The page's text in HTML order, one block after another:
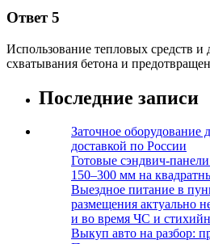
Ответ 5
Использование тепловых средств и
схватывания бетона и
Последние записи
Заточное оборудование
доставкой по России
Готовые сэндвич-
150–300 мм на
Выездное питание в
размещения актуально
и во время ЧС и
Выкуп авто на разбор: